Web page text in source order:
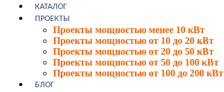
КАТАЛОГ
ПРОЕКТЫ
Проекты мощностью менее 10 кВт
Проекты мощностью от 10 до 20 кВт
Проекты мощностью от 20 до 50 кВт
Проекты мощностью от 50 до 100 кВт
Проекты мощностью от 100 до 200 кВт
БЛОГ